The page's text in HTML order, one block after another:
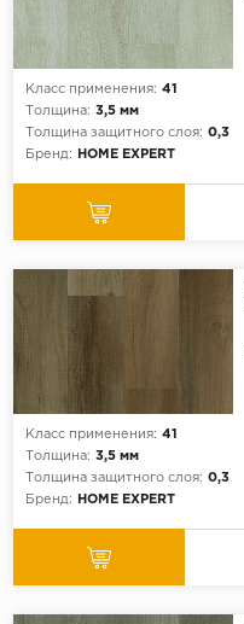
Класс применения: 41
Толщина: 3,5 мм
Толщина защитного слоя: 0,3
Бренд:
HOME EXPERT
Класс применения: 41
Толщина: 3,5 мм
Толщина защитного слоя: 0,3
Бренд:
HOME EXPERT